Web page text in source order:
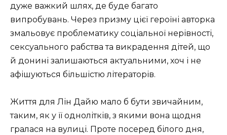
дуже важкий шлях, де буде багато
випробувань. Через призму цієї героїні авторка
змальовує проблематику соціальної нерівності,
сексуального рабства та викрадення дітей, що
й донині залишаються актуальними, хоч і не
афішуються більшістю літераторів.
Життя для Лін Дайю мало б бути звичайним,
таким, як у її однолітків, з якими вона щодня
гралася на вулиці. Проте посеред білого дня,